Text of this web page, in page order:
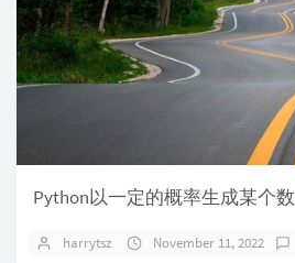
Python以一定的概率生成某个数
harrytsz November 11, 2022